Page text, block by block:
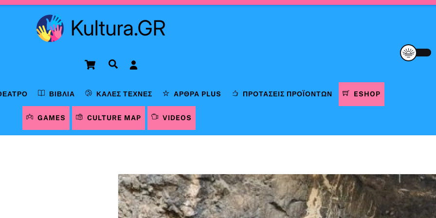
Cart Αναζήτηση
ΒΙΒΛΊΑ ΚΑΛΈΣ ΤΈΧΝΕΣ ΆΡΘΡΑ PLUS ΠΡΟΤΆΣΕΙΣ ΠΡΟΪΌΝΤΩΝ ESHOP
GAMES CULTURE MAP VIDEOS